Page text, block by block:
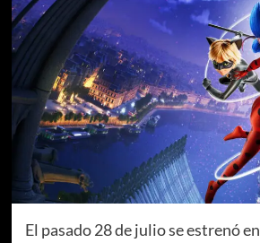
El pasado 28 de julio se estrenó en